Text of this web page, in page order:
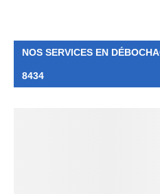
NOS SERVICES EN
8434